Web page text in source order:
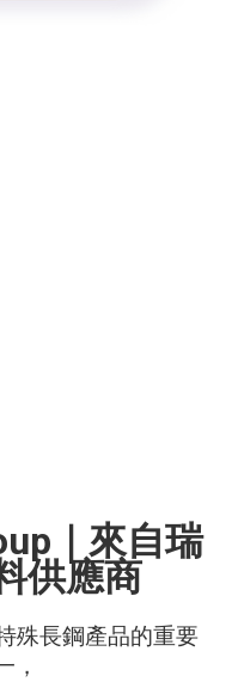
｜來自瑞
供應商
殊長鋼產品的重要
，